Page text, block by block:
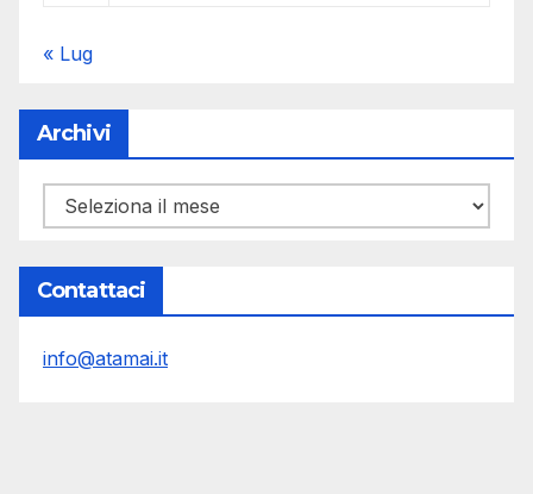
« Lug
Archivi
Archivi
Contattaci
info@atamai.it